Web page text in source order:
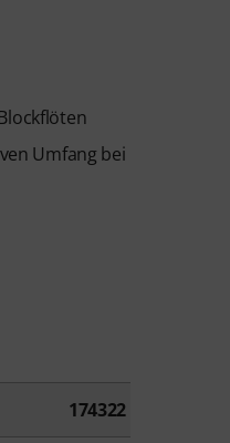
Umfang bei
174322